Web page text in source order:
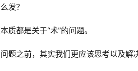
发？
质都是关于“术”的问题。
题之前，其实我们更应该思考以及解